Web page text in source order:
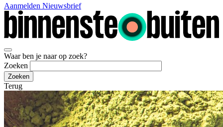
Aanmelden Nieuwsbrief
Waar ben je naar op zoek?
Zoeken
Terug